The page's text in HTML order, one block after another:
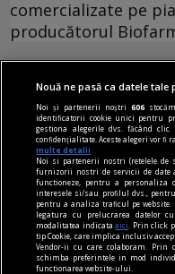
comercializate pe
producătorul
Nouă ne pasă ca datele
Noi și partenerii noștri606
identificatorii cookie unici pentru
gestiona alegerile dvs. făcând
confidențialitate. Aceste alegeri vor fi
multe detalii
Noi si partenerii nostri (retelele de
furnizorii nostri de servicii de date
functioneze, pentru a
interesele si/sau profilul dvs.,
pentru a analiza traficul pe website.
legatura cu prelucrarea datelor
modalitatea indicataaici
. Prin click
tip Cookie, care implica inclusiv
Vendor-ii cu care colaboram. Prin
schimba preferintele in mod
functionarea website-ului.